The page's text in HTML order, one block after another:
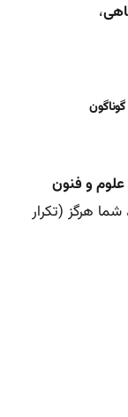
،
علوم و فنون
هرگز (تکرار